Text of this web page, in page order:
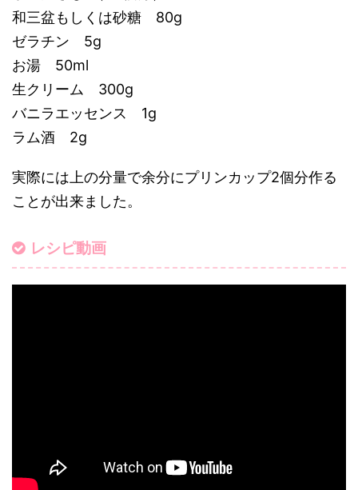
和三盆もしくは砂糖 80g
ゼラチン 5g
お湯 50ml
生クリーム 300g
バニラエッセンス 1g
ラム酒 2g
実際には上の分量で余分にプリンカップ2個分作る
ことが出来ました。
レシピ動画